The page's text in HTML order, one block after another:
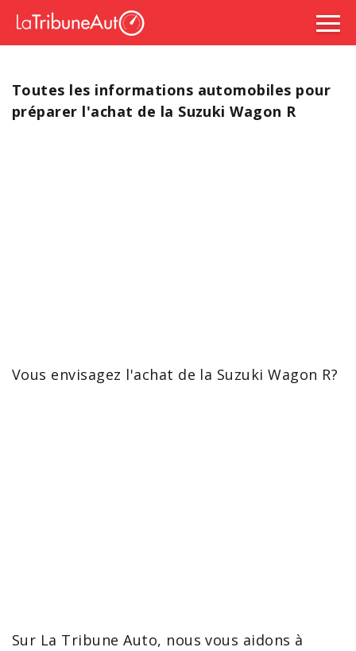
Toutes les informations automobiles pour
préparer l'achat de la Suzuki Wagon R
Vous envisagez l'achat de la Suzuki Wagon R?
Sur La Tribune Auto, nous vous aidons à